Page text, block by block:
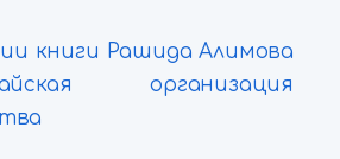
книги Рашида Алимова
организация